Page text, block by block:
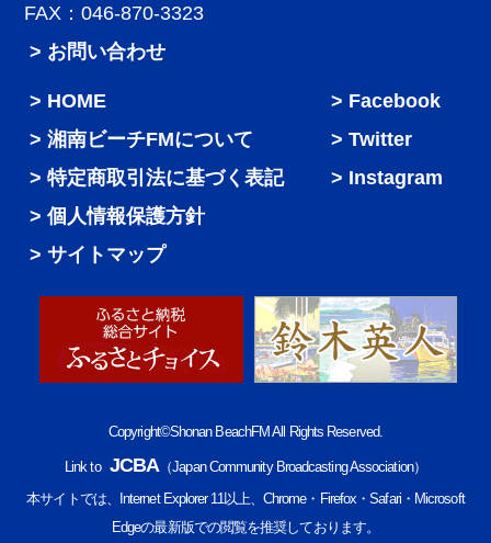
FAX：046-870-3323
> お問い合わせ
HOME
湘南ビーチFMについて
特定商取引法に基づく表記
個人情報保護方針
サイトマップ
Facebook
Twitter
Instagram
Copyright©Shonan BeachFM All Rights Reserved.
Link to JCBA （Japan Community Broadcasting Association）
本サイトでは、Internet Explorer 11以上、Chrome・Firefox・Safari・Microsoft
Edgeの最新版での閲覧を推奨しております。